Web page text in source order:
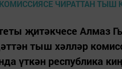
җитәкчесе Алмаз
тыш хәлләр
үткән республика